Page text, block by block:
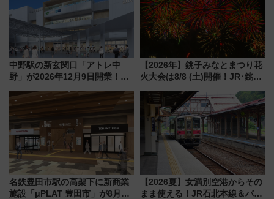
中野駅の新玄関口「アトレ中
野」が2026年12月9日開業！新
注目スポット
【2026年】銚子みなとまつり花
火大会は8/8 (土)開催！JR･銚子
報、利根川に咲く8,000発の大迫
力＆屋台を満喫
名鉄豊田市駅の高架下に新商業
施設「μPLAT 豊田市」が8月26
【2026夏】女満別空港からその
まま使える！JR石北本線＆バス